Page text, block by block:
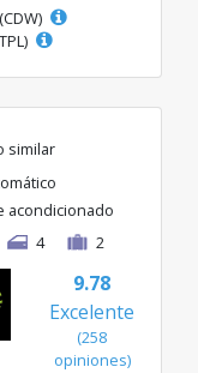
similar
acondicionado
4 2
9.78
Excelente
(258
opiniones)